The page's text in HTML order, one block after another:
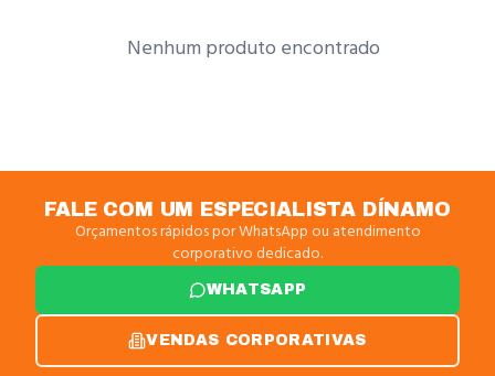
Nenhum produto encontrado
FALE COM UM ESPECIALISTA DÍNAMO
Orçamentos rápidos por WhatsApp ou atendimento
corporativo dedicado.
WHATSAPP
VENDAS CORPORATIVAS